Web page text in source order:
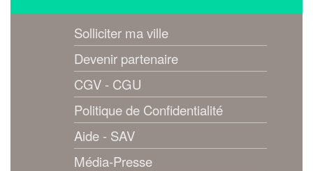
Solliciter ma ville
Devenir partenaire
CGV - CGU
Politique de Confidentialité
Aide - SAV
Média-Presse